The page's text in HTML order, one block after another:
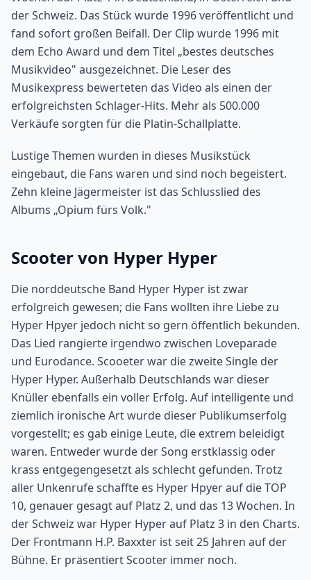
der Schweiz. Das Stück wurde 1996 veröffentlicht und
fand sofort großen Beifall. Der Clip wurde 1996 mit
dem Echo Award und dem Titel „bestes deutsches
Musikvideo" ausgezeichnet. Die Leser des
Musikexpress bewerteten das Video als einen der
erfolgreichsten Schlager-Hits. Mehr als 500.000
Verkäufe sorgten für die Platin-Schallplatte.
Lustige Themen wurden in dieses Musikstück
eingebaut, die Fans waren und sind noch begeistert.
Zehn kleine Jägermeister ist das Schlusslied des
Albums „Opium fürs Volk."
Scooter von Hyper Hyper
Die norddeutsche Band Hyper Hyper ist zwar
erfolgreich gewesen; die Fans wollten ihre Liebe zu
Hyper Hpyer jedoch nicht so gern öffentlich bekunden.
Das Lied rangierte irgendwo zwischen Loveparade
und Eurodance. Scooeter war die zweite Single der
Hyper Hyper. Außerhalb Deutschlands war dieser
Knüller ebenfalls ein voller Erfolg. Auf intelligente und
ziemlich ironische Art wurde dieser Publikumserfolg
vorgestellt; es gab einige Leute, die extrem beleidigt
waren. Entweder wurde der Song erstklassig oder
krass entgegengesetzt als schlecht gefunden. Trotz
aller Unkenrufe schaffte es Hyper Hpyer auf die TOP
10, genauer gesagt auf Platz 2, und das 13 Wochen. In
der Schweiz war Hyper Hyper auf Platz 3 in den Charts.
Der Frontmann H.P. Baxxter ist seit 25 Jahren auf der
Bühne. Er präsentiert Scooter immer noch.